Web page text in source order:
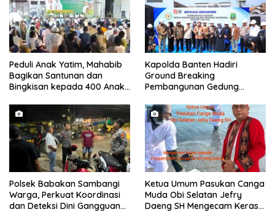
Peduli Anak Yatim, Mahabib
Bagikan Santunan dan
Bingkisan kepada 400 Anak
Kapolda Banten Hadiri
Ground Breaking
Pembangunan Gedung
Provinsi Banten
Polsek Babakan Sambangi
Warga, Perkuat Koordinasi
dan Deteksi Dini Gangguan
Ketua Umum Pasukan Canga
Muda Obi Selatan Jefry
Daeng SH Mengecam Keras